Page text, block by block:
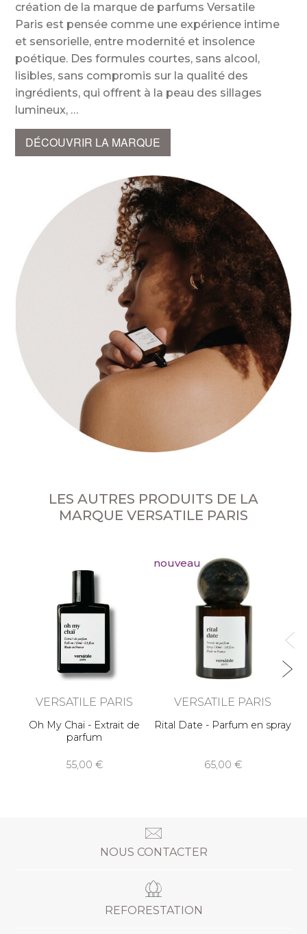
création de la marque de parfums Versatile
Paris est pensée comme une expérience intime
et sensorielle, entre modernité et insolence
poétique. Des formules courtes, sans alcool,
lisibles, sans compromis sur la qualité des
ingrédients, qui offrent à la peau des sillages
lumineux,
DÉCOUVRIR LA MARQUE
LES AUTRES PRODUITS DE LA
MARQUE VERSATILE PARIS
VERSATILE PARIS
Oh My Chaï - Extrait de
parfum
55,00
nouveau
VERSATILE PARIS
Rital Date - Parfum en spray
65,00
NOUS CONTACTER
REFORESTATION